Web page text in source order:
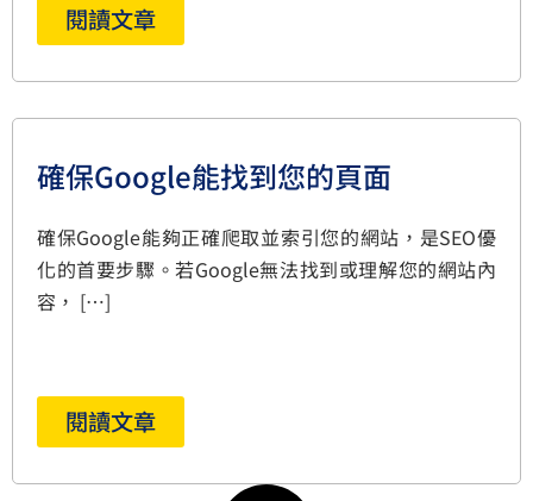
閱讀文章
確保Google能找到您的頁面
確保Google能夠正確爬取並索引您的網站，是SEO優
化的首要步驟。若Google無法找到或理解您的網站內
容， […]
閱讀文章